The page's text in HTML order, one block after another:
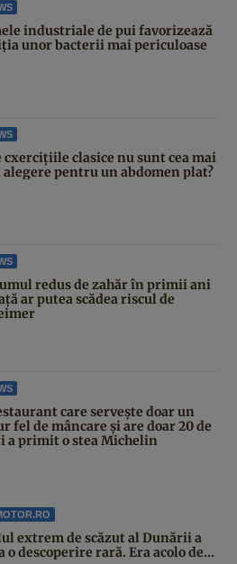
industriale de pui favorizează
unor bacterii mai periculoase
cxercițiile clasice nu sunt cea mai
alegere pentru un abdomen plat?
redus de zahăr în primii ani
ar putea scădea riscul de
care servește doar un
fel de mâncare și are doar 20 de
a primit o stea Michelin
extrem de scăzut al Dunării a
o descoperire rară. Era acolo de...